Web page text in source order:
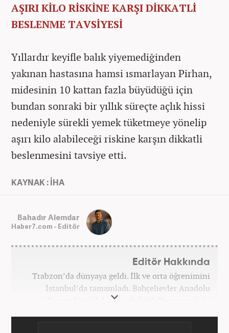
AŞIRI KİLO RİSKİNE KARŞI DİKKATLİ
BESLENME TAVSİYESİ
Yıllardır keyifle balık yiyemediğinden
yakınan hastasına hamsi ısmarlayan Pirhan,
midesinin 10 kattan fazla büyüdüğü için
bundan sonraki bir yıllık süreçte açlık hissi
nedeniyle sürekli yemek tüketmeye yönelip
aşırı kilo alabileceği riskine karşın dikkatli
beslenmesini tavsiye etti.
KAYNAK : İHA
Bahadır Alemdar
Haber7.com - Editör
Editör Hakkında
Trabzon’da dünyaya geldi. İlk ve orta öğrenimini
İstanbul’da tamamladı. Bahçelievler Anadolu
Ticaret Meslek Lisesinde ‘Web Programcılığı’